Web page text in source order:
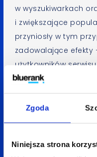
Zgoda
Niniejsza strona
w wyszukiwarkach
i zwiększające
przyniosły w tym
zadowalające efekty
użytkowników
koszt pozyskania
Wyeth Polska) na
Osoby
Macieja Gałeckiego